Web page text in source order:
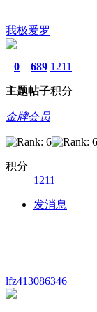
我极爱罗
0
主题
689
帖子
1211
积分
金牌会员
积分
1211
发消息
lfz413086346